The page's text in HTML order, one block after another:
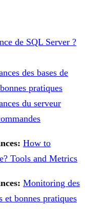
de SQL Server ?
des bases de
pratiques
du serveur
How to
Tools and Metrics
Monitoring des
bonnes pratiques